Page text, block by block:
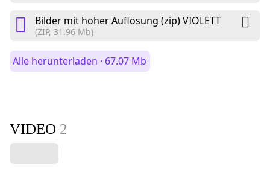
Bilder mit hoher Auflösung (zip) VIOLETT
(ZIP, 31.96 Mb)
Alle herunterladen · 67.07 Mb
VIDEO 2